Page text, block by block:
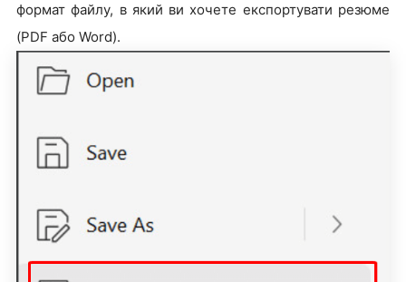
формат файлу, в який ви хочете експортувати резюме
(PDF або Word).